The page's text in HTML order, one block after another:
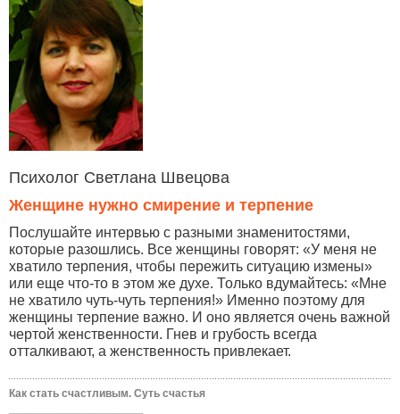
Психолог Светлана Швецова
Женщине нужно смирение и терпение
Послушайте интервью с разными знаменитостями,
которые разошлись. Все женщины говорят: «У меня не
хватило терпения, чтобы пережить ситуацию измены»
или еще что-то в этом же духе. Только вдумайтесь: «Мне
не хватило чуть-чуть терпения!» Именно поэтому для
женщины терпение важно. И оно является очень важной
чертой женственности. Гнев и грубость всегда
отталкивают, а женственность привлекает.
Как стать счастливым. Суть счастья